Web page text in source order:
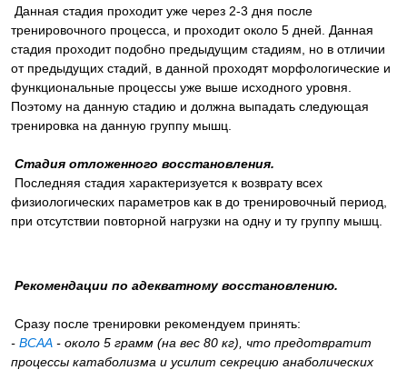
Данная стадия проходит уже через 2-3 дня после
тренировочного процесса, и проходит около 5 дней. Данная
стадия проходит подобно предыдущим стадиям, но в отличии
от предыдущих стадий, в данной проходят морфологические и
функциональные процессы уже выше исходного уровня.
Поэтому на данную стадию и должна выпадать следующая
тренировка на данную группу мышц.
Стадия отложенного восстановления.
Последняя стадия характеризуется к возврату всех
физиологических параметров как в до тренировочный период,
при отсутствии повторной нагрузки на одну и ту группу мышц.
Рекомендации по адекватному восстановлению.
Сразу после тренировки рекомендуем принять:
- ВСАА - около 5 грамм (на вес 80 кг), что предотвратит
процессы катаболизма и усилит секрецию анаболических